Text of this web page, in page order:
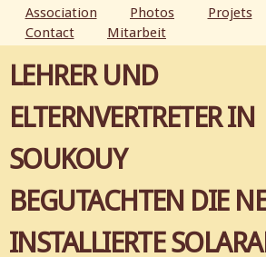
Aller au
contenu
principal
MENU PRINCIPAL
Association Photos Projets
Contact
Mitarbeit
LEHRER UND
ELTERNVERTRETER IN
SOUKOUY
BEGUTACHTEN DIE
INSTALLIERTE